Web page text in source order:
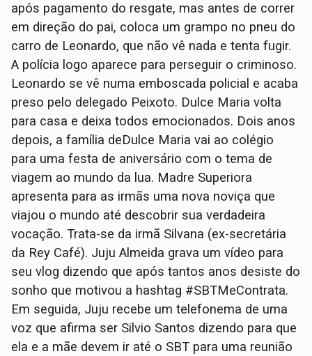
após pagamento do resgate, mas antes de correr
em direção do pai, coloca um grampo no pneu do
carro de Leonardo, que não vê nada e tenta fugir.
A polícia logo aparece para perseguir o criminoso.
Leonardo se vê numa emboscada policial e acaba
preso pelo delegado Peixoto. Dulce Maria volta
para casa e deixa todos emocionados. Dois anos
depois, a família deDulce Maria vai ao colégio
para uma festa de aniversário com o tema de
viagem ao mundo da lua. Madre Superiora
apresenta para as irmãs uma nova noviça que
viajou o mundo até descobrir sua verdadeira
vocação. Trata-se da irmã Silvana (ex-secretária
da Rey Café). Juju Almeida grava um vídeo para
seu vlog dizendo que após tantos anos desiste do
sonho que motivou a hashtag #SBTMeContrata.
Em seguida, Juju recebe um telefonema de uma
voz que afirma ser Silvio Santos dizendo para que
ela e a mãe devem ir até o SBT para uma reunião